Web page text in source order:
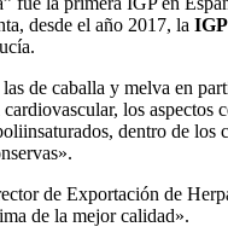
desde el año 2017, la
de caballa y melva en
los
dentro de
de Exportación de
de la mejor calidad».